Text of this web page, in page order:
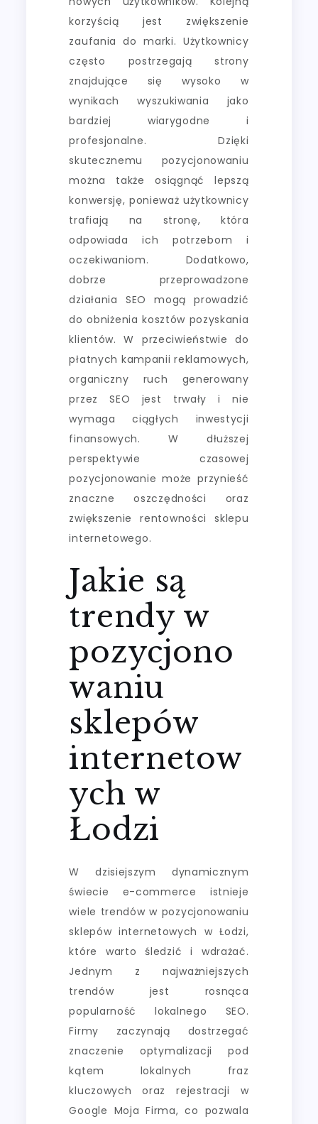
korzyścią jest zwiększenie
zaufania do marki. Użytkownicy
często postrzegają strony
znajdujące się wysoko w
wynikach wyszukiwania jako
bardziej wiarygodne i
profesjonalne. Dzięki
skutecznemu pozycjonowaniu
można także osiągnąć lepszą
konwersję, ponieważ użytkownicy
trafiają na stronę, która
odpowiada ich potrzebom i
oczekiwaniom. Dodatkowo,
dobrze przeprowadzone
działania SEO mogą prowadzić
do obniżenia kosztów pozyskania
klientów. W przeciwieństwie do
płatnych kampanii reklamowych,
organiczny ruch generowany
przez SEO jest trwały i nie
wymaga ciągłych inwestycji
finansowych. W dłuższej
perspektywie czasowej
pozycjonowanie może przynieść
znaczne oszczędności oraz
zwiększenie rentowności sklepu
internetowego.
Jakie są
trendy w
pozycjono
waniu
sklepów
internetow
ych w
Łodzi
W dzisiejszym dynamicznym
świecie e-commerce istnieje
wiele trendów w pozycjonowaniu
sklepów internetowych w Łodzi,
które warto śledzić i wdrażać.
Jednym z najważniejszych
trendów jest rosnąca
popularność lokalnego SEO.
Firmy zaczynają dostrzegać
znaczenie optymalizacji pod
kątem lokalnych fraz
kluczowych oraz rejestracji w
Google Moja Firma, co pozwala